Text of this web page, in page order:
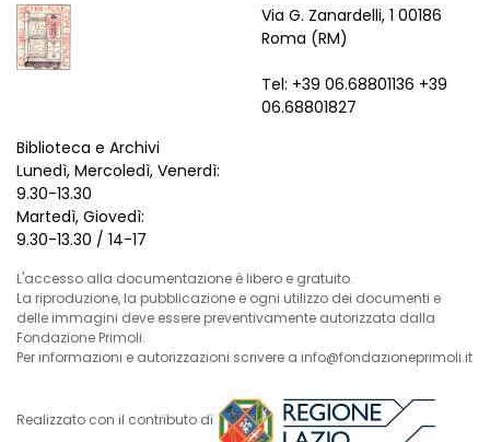
Via G. Zanardelli, 1 00186
Roma (RM)
Tel: +39 06.68801136 +39
06.68801827
Biblioteca e Archivi
Lunedì, Mercoledì, Venerdì:
9.30-13.30
Martedì, Giovedì:
9.30-13.30 / 14-17
L'accesso alla documentazione è libero e gratuito.
La riproduzione, la pubblicazione e ogni utilizzo dei documenti e
delle immagini deve essere preventivamente autorizzata dalla
Fondazione Primoli.
Per informazioni e autorizzazioni scrivere a info@fondazioneprimoli.it
Realizzato con il contributo di